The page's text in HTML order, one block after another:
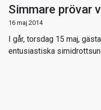
Simmare prövar
16 maj 2014
I går, torsdag 15 maj,
entusiastiska